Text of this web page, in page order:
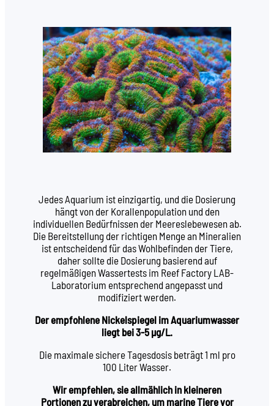
Jedes Aquarium ist einzigartig, und die Dosierung
hängt von der Korallenpopulation und den
individuellen Bedürfnissen der Meereslebewesen ab.
Die Bereitstellung der richtigen Menge an Mineralien
ist entscheidend für das Wohlbefinden der Tiere,
daher sollte die Dosierung basierend auf
regelmäßigen Wassertests im Reef Factory LAB-
Laboratorium entsprechend angepasst und
modifiziert werden.
Der empfohlene Nickelspiegel im Aquariumwasser
liegt bei 3-5 µg/L.
Die maximale sichere Tagesdosis beträgt 1 ml pro
100 Liter Wasser.
Wir empfehlen, sie allmählich in kleineren
Portionen zu verabreichen, um marine Tiere vor